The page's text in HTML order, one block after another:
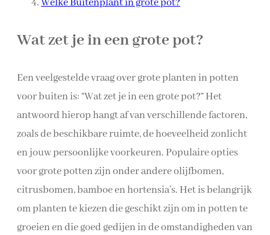
Welke Buitenplant in grote pot?
Wat zet je in een grote pot?
Een veelgestelde vraag over grote planten in potten
voor buiten is: “Wat zet je in een grote pot?” Het
antwoord hierop hangt af van verschillende factoren,
zoals de beschikbare ruimte, de hoeveelheid zonlicht
en jouw persoonlijke voorkeuren. Populaire opties
voor grote potten zijn onder andere olijfbomen,
citrusbomen, bamboe en hortensia’s. Het is belangrijk
om planten te kiezen die geschikt zijn om in potten te
groeien en die goed gedijen in de omstandigheden van